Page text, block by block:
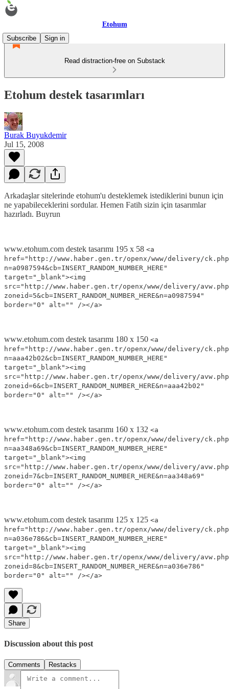
Etohum
Subscribe
Sign in
Read distraction-free on Substack
Etohum destek tasarımları
Burak Buyukdemir
Jul 15, 2008
Arkadaşlar sitelerinde etohum'u desteklemek istediklerini bunun için
ne yapabileceklerini sordular. Hemen Fatih sizin için tasarımlar
hazırladı. Buyrun
www.etohum.com destek tasarımı 195 x 58 <a
href="http://www.haber.gen.tr/openx/www/delivery/
n=a0987594&cb=INSERT_RANDOM_NUMBER_HERE"
target="_blank"><img
src="http://www.haber.gen.tr/openx/www/delivery/
zoneid=5&cb=INSERT_RANDOM_NUMBER_HERE&n=a0987594"
border="0" alt="" /></a>
www.etohum.com destek tasarımı 180 x 150 <a
href="http://www.haber.gen.tr/openx/www/delivery/
n=aaa42b02&cb=INSERT_RANDOM_NUMBER_HERE"
target="_blank"><img
src="http://www.haber.gen.tr/openx/www/delivery/
zoneid=6&cb=INSERT_RANDOM_NUMBER_HERE&n=aaa42b02"
border="0" alt="" /></a>
www.etohum.com destek tasarımı 160 x 132 <a
href="http://www.haber.gen.tr/openx/www/delivery/
n=aa348a69&cb=INSERT_RANDOM_NUMBER_HERE"
target="_blank"><img
src="http://www.haber.gen.tr/openx/www/delivery/
zoneid=7&cb=INSERT_RANDOM_NUMBER_HERE&n=aa348a69"
border="0" alt="" /></a>
www.etohum.com destek tasarımı 125 x 125 <a
href="http://www.haber.gen.tr/openx/www/delivery/
n=a036e786&cb=INSERT_RANDOM_NUMBER_HERE"
target="_blank"><img
src="http://www.haber.gen.tr/openx/www/delivery/
zoneid=8&cb=INSERT_RANDOM_NUMBER_HERE&n=a036e786"
border="0" alt="" /></a>
Share
Discussion about this post
Comments Restacks